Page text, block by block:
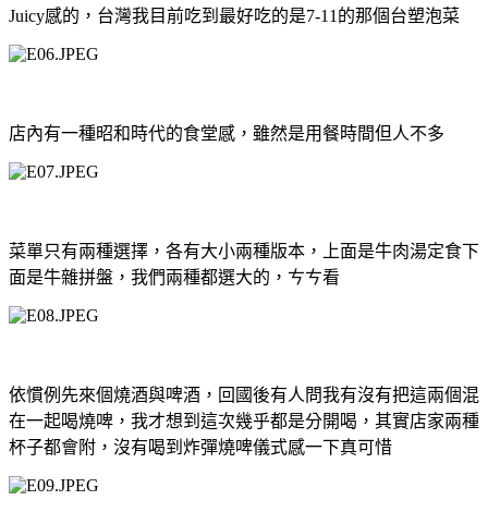
Juicy感的，台灣我目前吃到最好吃的是7-11 的那個台塑泡菜
店內有一種昭和時代的食堂感，雖然是用餐時間但人不多
菜單只有兩種選擇，各有大小兩種版本，上面是牛肉湯定食下
面是牛雜拼盤，我們兩種都選大的，ㄘㄘ看
依慣例先來個燒酒與啤酒，回國後有人問我有沒有把這兩個混
在一起喝燒啤，我才想到這次幾乎都是分開喝，其實店家兩種
杯子都會附，沒有喝到炸彈燒啤儀式感一下真可惜